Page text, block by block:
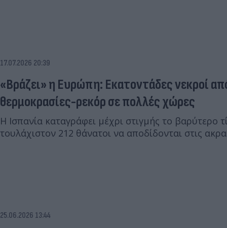
17.07.2026 20:39
«Βράζει» η Ευρώπη: Εκατοντάδες νεκροί
θερμοκρασίες-ρεκόρ σε πολλές χώρες
Η Ισπανία καταγράφει μέχρι στιγμής το βαρύτερο
τουλάχιστον 212 θάνατοι να αποδίδονται στις
25.06.2026 13:44